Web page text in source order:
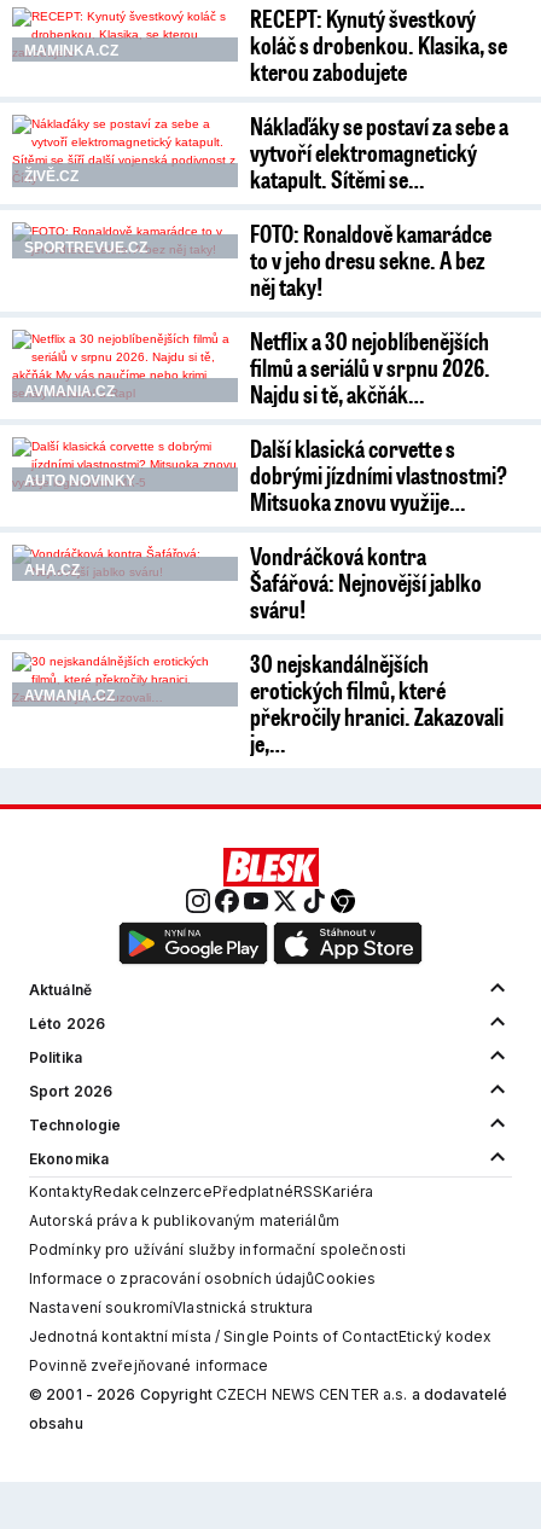
MAMINKA.CZ
RECEPT: Kynutý švestkový
koláč s drobenkou. Klasika, se
kterou zabodujete
ŽIVĚ.CZ
Náklaďáky se postaví za sebe a
vytvoří elektromagnetický
katapult. Sítěmi se…
SPORTREVUE.CZ
FOTO: Ronaldově kamarádce
to v jeho dresu sekne. A bez
něj taky!
AVMANIA.CZ
Netflix a 30 nejoblíbenějších
filmů a seriálů v srpnu 2026.
Najdu si tě, akčňák…
AUTO NOVINKY
Další klasická corvette s
dobrými jízdními vlastnostmi?
Mitsuoka znovu využije…
AHA.CZ
Vondráčková kontra
Šafářová: Nejnovější jablko
sváru!
AVMANIA.CZ
30 nejskandálnějších
erotických filmů, které
překročily hranici. Zakazovali
je,…
Aktuálně
Léto 2026
Politika
Sport 2026
Technologie
Ekonomika
KontaktyRedakceInzercePředplatnéRSSKariéra
Autorská práva k publikovaným materiálům
Podmínky pro užívání služby informační společnosti
Informace o zpracování osobních údajůCookies
Nastavení soukromíVlastnická struktura
Jednotná kontaktní místa / Single Points of ContactEtický kodex
Povinně zveřejňované informace
© 2001 - 2026 Copyright CZECH NEWS CENTER a.s. a dodavatelé
obsahu